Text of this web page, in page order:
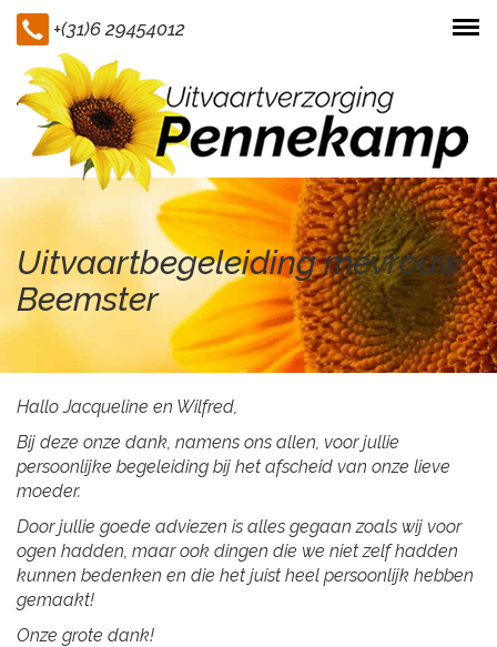
+(31)6 29454012
Uitvaartbegeleiding mevrouw
Beemster
Hallo Jacqueline en Wilfred,
Bij deze onze dank, namens ons allen, voor jullie
persoonlijke begeleiding bij het afscheid van onze lieve
moeder.
Door jullie goede adviezen is alles gegaan zoals wij voor
ogen hadden, maar ook dingen die we niet zelf hadden
kunnen bedenken en die het juist heel persoonlijk hebben
gemaakt!
Onze grote dank!